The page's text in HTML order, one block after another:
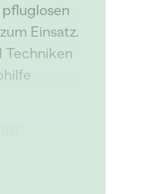
Einsatz.
Techniken